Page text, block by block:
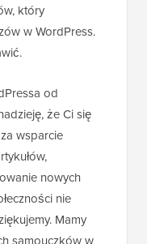
który
w WordPress.
od
że Ci się
wsparcie
nowych
nie
Mamy